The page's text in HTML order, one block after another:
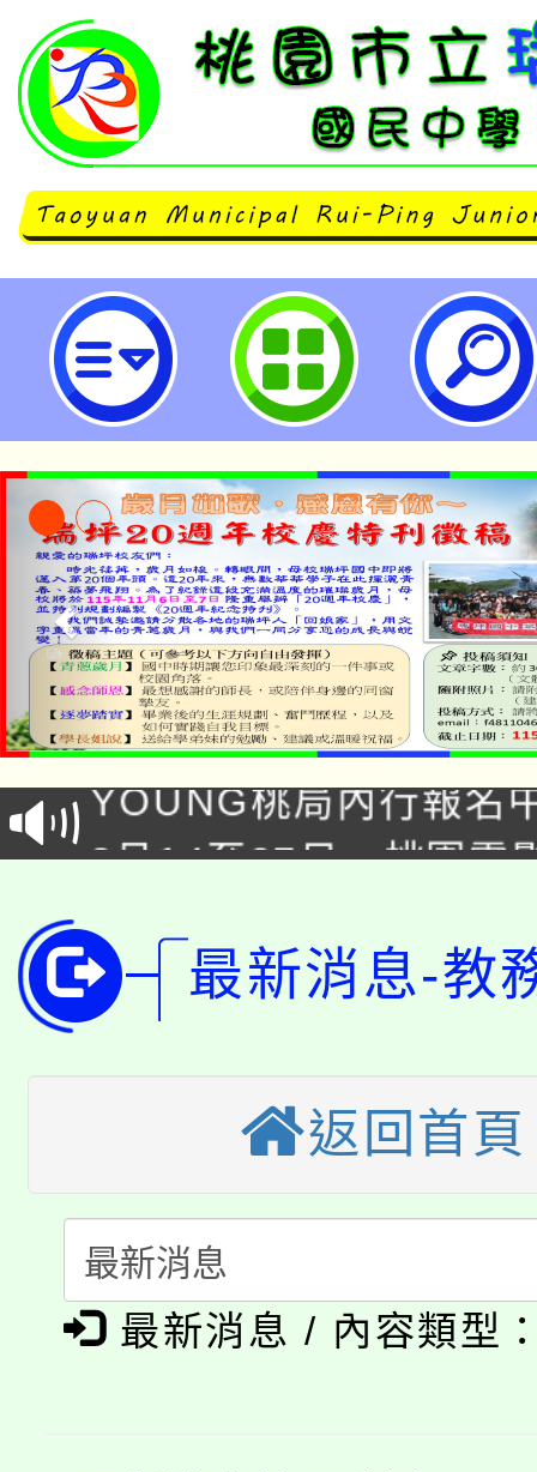
114年度全國中小學客家藝文競賽-
賽-桃園市立瑞坪國民中學
「本色祭」8/29、30在
場熱烈登場!
8/21下午1時於龍潭區
徵才活動。
YOUNG桃局內行報名
局官網。
8月14至27日，桃園電
田徑場及游泳池舉行。
桃園市低收入戶享有免
視費優惠，中低收入戶
半價優惠，詳情可洽有
大園自造教育及科技中
份教師增能研習
大溪自造教育及科技中
份教師研習
淨零綠生活教案入校路
會
115年食農教育專業人
程
「本色祭」8/29、30在
場熱烈登場!
8/21下午1時於龍潭區
最新消息-教
返回首頁
最新消息 / 內容類型